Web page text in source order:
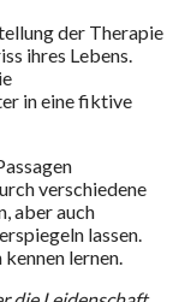
der Therapie
ihres Lebens.
in eine fiktive
verschiedene
aber auch
lassen.
lernen.